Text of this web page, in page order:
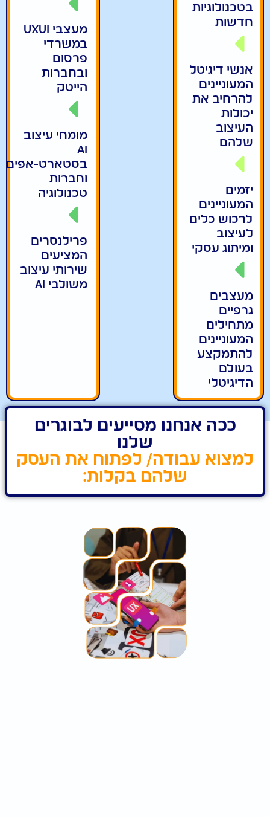
בטכנולוגיות
חדשות
אנשי דיגיטל
המעוניינים
להרחיב את
יכולות
העיצוב
שלהם
יזמים
המעוניינים
לרכוש כלים
לעיצוב
ומיתוג עסקי
מעצבים
גרפיים
מתחילים
המעוניינים
להתמקצע
בעולם
הדיגיטלי
מעצבי UXUI
במשרדי
פרסום
ובחברות
הייטק
מומחי עיצוב
AI
בסטארט-אפים
וחברות
טכנולוגיה
פרילנסרים
המציעים
שירותי עיצוב
משולבי AI
ככה אנחנו מסייעים לבוגרים
שלנו
למצוא עבודה/ לפתוח את העסק
שלהם בקלות: